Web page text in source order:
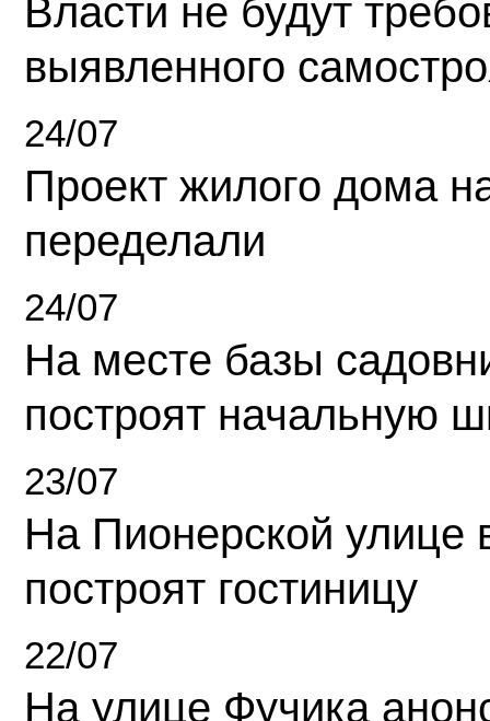
Власти не будут
выявленного
24/07
Проект жилого дома
переделали
24/07
На месте базы
построят начальную
23/07
На Пионерской улице
построят гостиницу
22/07
На улице Фучика